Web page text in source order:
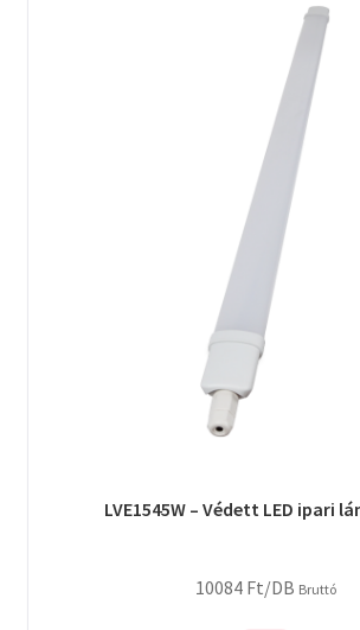
LVE1545W – Védett LED ipari
10084 Ft/DB Bruttó